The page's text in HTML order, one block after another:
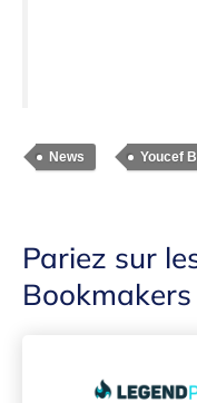
News Youcef
Pariez sur